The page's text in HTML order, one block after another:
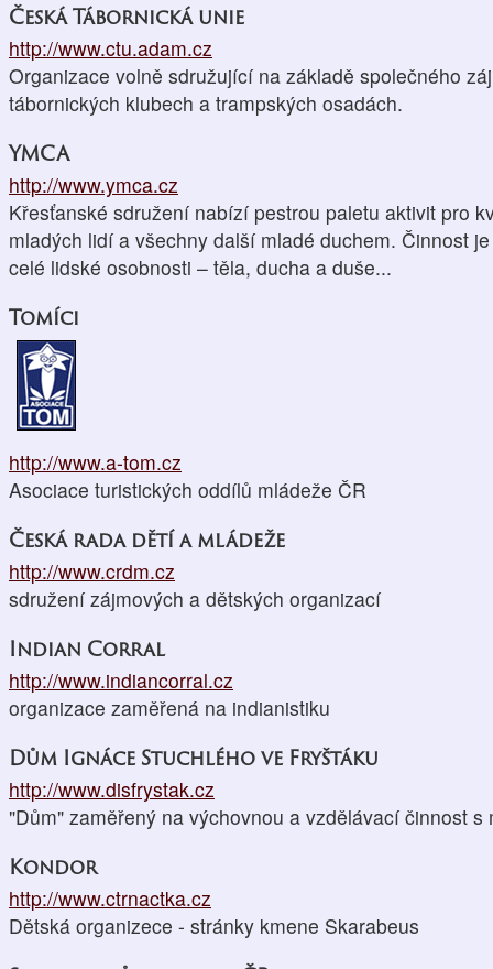
Česká Tábornická unie
http://www.ctu.adam.cz
Organizace volně sdružující na základě společného
tábornických klubech a trampských osadách.
YMCA
http://www.ymca.cz
Křesťanské sdružení nabízí pestrou paletu aktivit pro
mladých lidí a všechny další mladé duchem. Činnost
celé lidské osobnosti – těla, ducha a duše...
Tomíci
http://www.a-tom.cz
Asociace turistických oddílů mládeže ČR
Česká rada dětí a mládeže
http://www.crdm.cz
sdružení zájmových a dětských organizací
Indian Corral
http://www.indiancorral.cz
organizace zaměřená na indianistiku
Dům Ignáce Stuchlého ve Fryštáku
http://www.disfrystak.cz
"Dům" zaměřený na výchovnou a vzdělávací činnost s
Kondor
http://www.ctrnactka.cz
Dětská organizece - stránky kmene Skarabeus